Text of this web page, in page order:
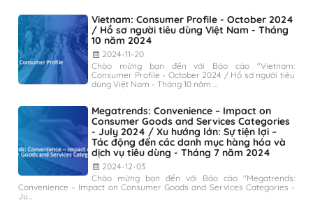
Vietnam: Consumer Profile - October 2024
/ Hồ sơ người tiêu dùng Việt Nam - Tháng
10 năm 2024
2024-11-20
Chào mừng bạn đến với Báo cáo "Vietnam:
Consumer Profile - October 2024 / Hồ sơ người tiêu
dùng Việt Nam - Tháng 10 năm ...
Megatrends: Convenience – Impact on
Consumer Goods and Services Categories
- July 2024 / Xu hướng lớn: Sự tiện lợi –
Tác động đến các danh mục hàng hóa và
dịch vụ tiêu dùng - Tháng 7 năm 2024
2024-12-03
Chào mừng bạn đến với Báo cáo "Megatrends:
Convenience – Impact on Consumer Goods and Services Categories -
Ju...